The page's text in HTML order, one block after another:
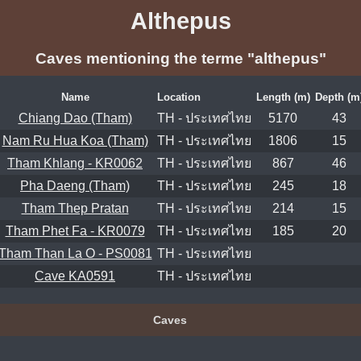
Althepus
Caves mentioning the terme "althepus"
Name Location Length (m) Depth
Chiang Dao (Tham) TH - ประเทศไทย 5170
43
Nam Ru Hua Koa (Tham)
TH - ประเทศไทย 1806
15
Tham Khlang - KR0062
TH - ประเทศไทย 867
46
Pha Daeng (Tham)
TH - ประเทศไทย 245
18
Tham Thep Pratan
TH - ประเทศไทย 214
15
Tham Phet Fa - KR0079
TH - ประเทศไทย 185
20
Than La O - PS0081 TH - ประเทศไทย
Cave KA0591
TH - ประเทศไทย
Caves